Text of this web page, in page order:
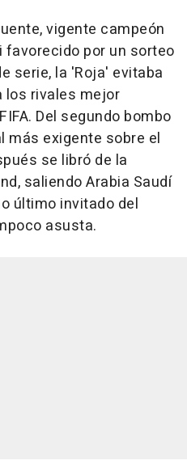
vigente campeón
favorecido por un sorteo
serie, la 'Roja' evitaba
los rivales mejor
Del segundo bombo
más exigente sobre el
se libró de la
saliendo Arabia Saudí
último invitado del
asusta.